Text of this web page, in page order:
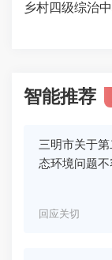
乡村四级综治
智能推荐
三明市关于
态环境问题
回应关切